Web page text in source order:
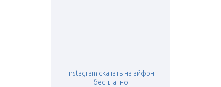
Instagram скачать на айфон
бесплатно